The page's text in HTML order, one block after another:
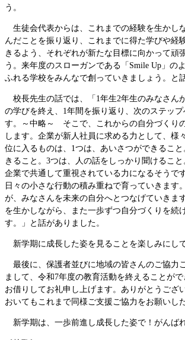
う。
生徒会代表からは、これまでの経験を生かし
んだことを振り返り、これまでに得た学びや経
きるよう、それぞれが新たな目標に向かって頑
う。来年度のスローガンである「Smile Up」の
ふれる学校をみんなで創っていきましょう。と
校長先生の話では、「1年生2年生のみなさん
の学びを終え、1年間を振り返り、次のステッ
す。～中略～ そこで、これからの自分づくり
します。企業が新人社員に求める力として、様
位に入るものは、1つは、あいさつができるこ
きること。3つは、人の話をしっかり聞けるこ
企業で共通して重視されている力になるそうで
日々の小さな行動の積み重ねで育っていきます
が、みなさんを未来の自分へとつなげていきま
を生かしながら、また一歩ずつ自分づくりを続
す。」と話がありました。
新学期に成長した姿を見ることを楽しみにし
最後に、保護者並びに地域の皆さんのご協力
まして、令和7年度の教育活動を終えることが
お借りしてお礼申し上げます。ありがとうござ
おいてもこれまで同様ご支援ご協力をお願いし
新学期は、一歩前進し成長した姿で！がんば